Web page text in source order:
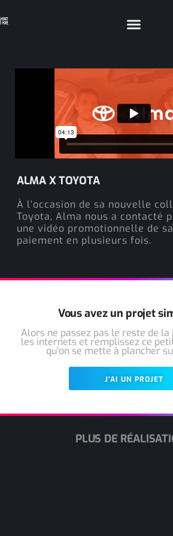
ALMA X TOYOTA
À l’occasion de sa nouvelle
Toyota, Alma nous a contacté
une vidéo promotionnelle de
paiement en plusieurs fois.
Vous avez un projet
Alors ne passez pas le reste de
les internets et remplissez ce
qu’on se mette à plancher
J'AI UN PROJET
PLUS DE